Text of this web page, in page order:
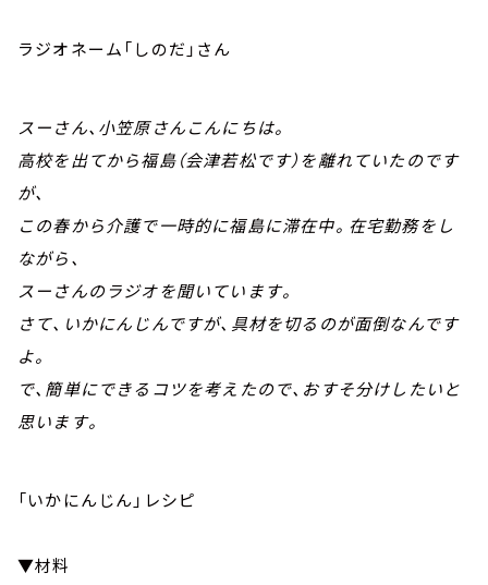
ラジオネーム「しのだ」さん
スーさん、小笠原さんこんにちは。
高校を出てから福島（会津若松です）を離れていたのです
が、
この春から介護で一時的に福島に滞在中。在宅勤務をし
ながら、
スーさんのラジオを聞いています。
さて、いかにんじんですが、具材を切るのが面倒なんです
よ。
で、簡単にできるコツを考えたので、おすそ分けしたいと
思います。
「いかにんじん」レシピ
▼材料